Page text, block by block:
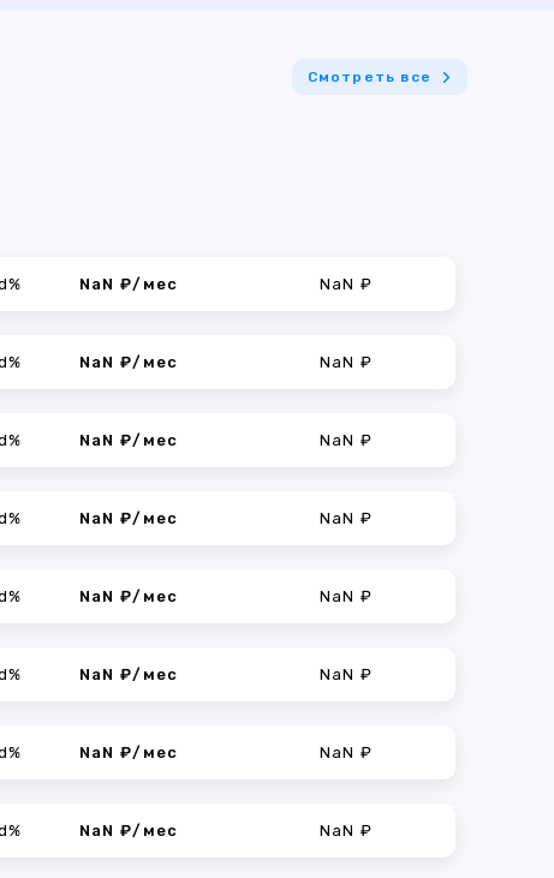
Смотреть все
NaN ₽/мес NaN ₽
NaN ₽/мес NaN ₽
NaN ₽/мес NaN ₽
NaN ₽/мес NaN ₽
NaN ₽/мес NaN ₽
NaN ₽/мес NaN ₽
NaN ₽/мес NaN ₽
NaN ₽/мес NaN ₽